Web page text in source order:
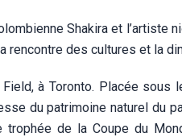
Shakira et l’artiste
rencontre des cultures et la
à Toronto. Placée sous
du patrimoine naturel
trophée de la Coupe du